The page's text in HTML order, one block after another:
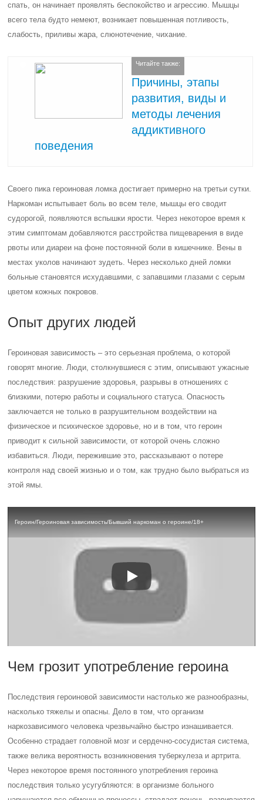
спать, он начинает проявлять беспокойство и агрессию. Мышцы
всего тела будто немеют, возникает повышенная потливость,
слабость, приливы жара, слюнотечение, чихание.
Читайте также:
Причины, этапы
развития, виды и
методы лечения
аддиктивного
поведения
Своего пика героиновая ломка достигает примерно на третьи сутки.
Наркоман испытывает боль во всем теле, мышцы его сводит
судорогой, появляются вспышки ярости. Через некоторое время к
этим симптомам добавляются расстройства пищеварения в виде
рвоты или диареи на фоне постоянной боли в кишечнике. Вены в
местах уколов начинают зудеть. Через несколько дней ломки
больные становятся исхудавшими, с запавшими глазами с серым
цветом кожных покровов.
Опыт других людей
Героиновая зависимость – это серьезная проблема, о которой
говорят многие. Люди, столкнувшиеся с этим, описывают ужасные
последствия: разрушение здоровья, разрывы в отношениях с
близкими, потерю работы и социального статуса. Опасность
заключается не только в разрушительном воздействии на
физическое и психическое здоровье, но и в том, что героин
приводит к сильной зависимости, от которой очень сложно
избавиться. Люди, пережившие это, рассказывают о потере
контроля над своей жизнью и о том, как трудно было выбраться из
этой ямы.
Героин/Героиновая зависимость/Бывший наркоман о героине/18+
Чем грозит употребление героина
Последствия героиновой зависимости настолько же разнообразны,
насколько тяжелы и опасны. Дело в том, что организм
наркозависимого человека чрезвычайно быстро изнашивается.
Особенно страдает головной мозг и сердечно-сосудистая система,
также велика вероятность возникновения туберкулеза и артрита.
Через некоторое время постоянного употребления героина
последствия только усугубляются: в организме больного